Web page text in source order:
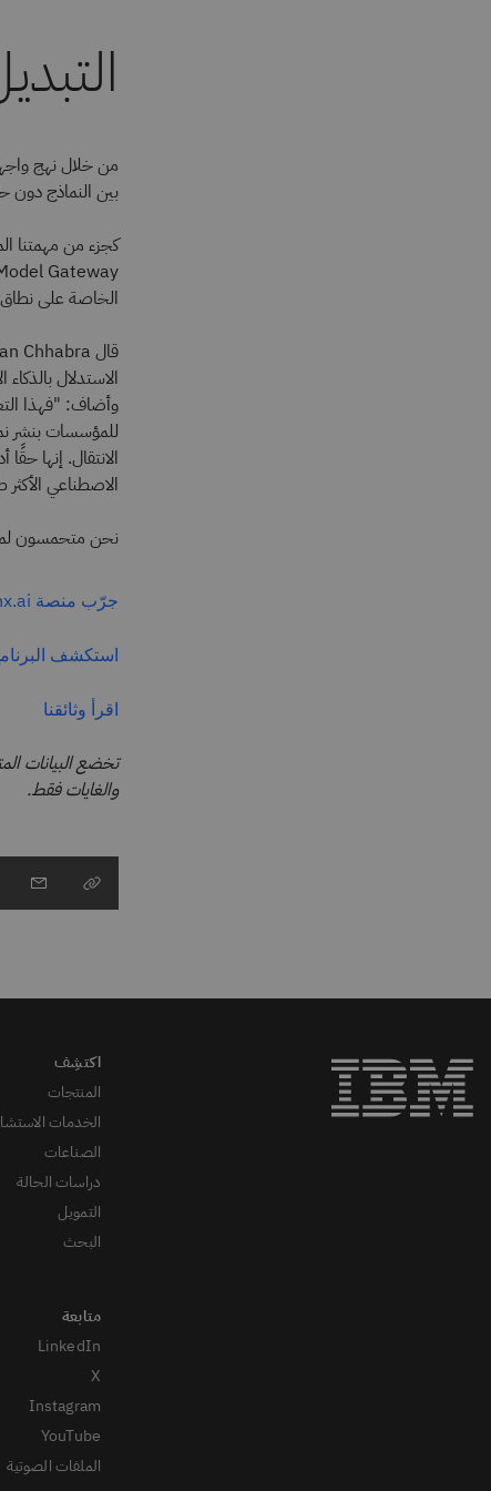
بين النماذج دون
كجزء من مهمتنا
الخاصة على نطاق
وأضاف: "فهذا
للمؤسسات بنشر
الانتقال. إنها
الاصطناعي
نحن متحمسون
جرّب منصة watsonx.ai مجانًا اليوم
استكشف
اقرأ وثائقنا
والغايات فقط.
المنتجات
الخدمات
الصناعات
دراسات الحالة
التمويل
البحث
LinkedIn
X
Instagram
YouTube
الملفات الصوتية